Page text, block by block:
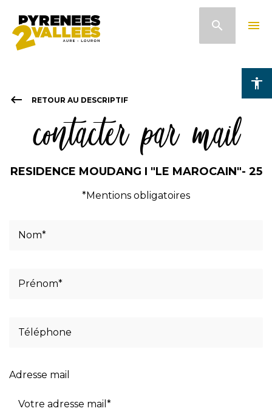
contenido
accessibility
search menu
keyboard_backspace RETOUR AU DESCRIPTIF
contacter par mail
RESIDENCE MOUDANG I "LE MAROCAIN"- 25
*Mentions obligatoires
Adresse mail